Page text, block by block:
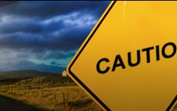
交易平台
对于合作伙伴 广告系列